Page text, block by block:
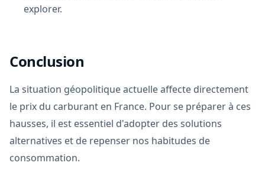
explorer.
Conclusion
La situation géopolitique actuelle affecte directement
le prix du carburant en France. Pour se préparer à ces
hausses, il est essentiel d'adopter des solutions
alternatives et de repenser nos habitudes de
consommation.